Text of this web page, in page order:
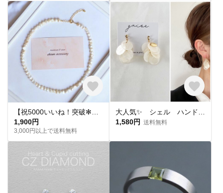
1,900円
3,000円以上で送料無料
1,580円 送料無料